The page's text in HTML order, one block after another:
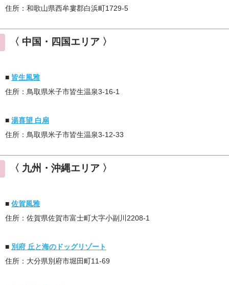
住所：和歌山県西牟婁郡白浜町1729-5
〈 中国・四国エリア 〉
■ 皆生風雅
住所：鳥取県米子市皆生温泉3-16-1
■ 湯喜望 白扇
住所：鳥取県米子市皆生温泉3-12-33
〈 九州・沖縄エリア 〉
■ 佐賀風雅
住所：佐賀県佐賀市富士町大字小副川2208-1
■ 別府 丘と海のドッグリゾート
住所：大分県別府市堀田町11-69